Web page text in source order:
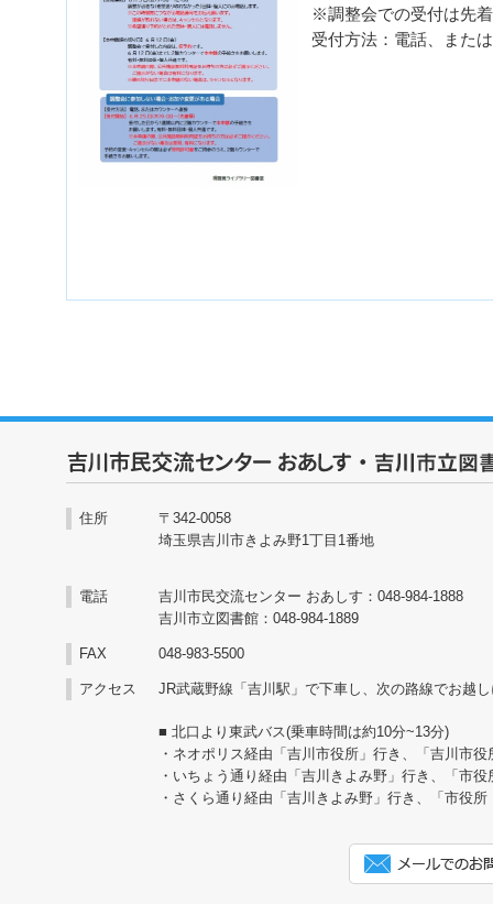
※調整会での受付は先
受付方法：電話、また
住所
〒342-0058
埼玉県吉川市きよみ野1丁目1番地
電話
吉川市民交流センター おあしす：048-984-1888
吉川市立図書館：048-984-1889
FAX 048-983-5500
アクセス JR武蔵野線「吉川駅」で下車し、次の路線でお越
■ 北口より東武バス(乗車時間は約10分~13分)
・ネオポリス経由「吉川市役所」行き、「吉川市役
・いちょう通り経由「吉川きよみ野」行き、「市
・さくら通り経由「吉川きよみ野」行き、「市役